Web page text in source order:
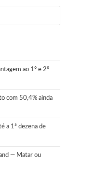
ao 1º e 2º
com 50,4% ainda
a 1ª dezena de
— Matar ou